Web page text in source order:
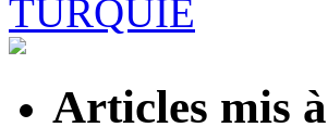
Articles mis